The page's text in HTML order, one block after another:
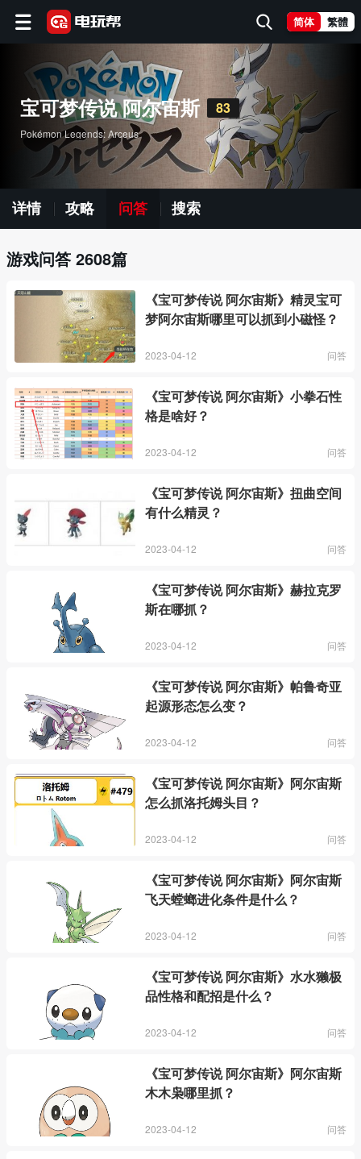
简体 繁體
宝可梦传说 阿尔宙斯 83
Pokémon Legends: Arceus
详情 攻略 问答 搜索
游戏问答 2608篇
《宝可梦传说 阿尔宙斯》精灵宝可
梦阿尔宙斯哪里可以抓到小磁怪？
2023-04-12 问答
《宝可梦传说 阿尔宙斯》小拳石性
格是啥好？
2023-04-12 问答
《宝可梦传说 阿尔宙斯》扭曲空间
有什么精灵？
2023-04-12 问答
《宝可梦传说 阿尔宙斯》赫拉克罗
斯在哪抓？
2023-04-12 问答
《宝可梦传说 阿尔宙斯》帕鲁奇亚
起源形态怎么变？
2023-04-12 问答
《宝可梦传说 阿尔宙斯》阿尔宙斯
怎么抓洛托姆头目？
2023-04-12 问答
《宝可梦传说 阿尔宙斯》阿尔宙斯
飞天螳螂进化条件是什么？
2023-04-12 问答
《宝可梦传说 阿尔宙斯》水水獭极
品性格和配招是什么？
2023-04-12 问答
《宝可梦传说 阿尔宙斯》阿尔宙斯
木木枭哪里抓？
2023-04-12 问答